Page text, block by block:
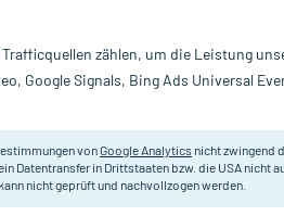
Versand* ab 19€
Schnelle Linderung bei
Darreichung:
zählen, um die Leistung
Google Signals, Bing Ads Universal
vonGoogle Analytics nicht zwingend
Datentransfer in Drittstaaten bzw. die USA nicht
nicht geprüft und nachvollzogen werden.